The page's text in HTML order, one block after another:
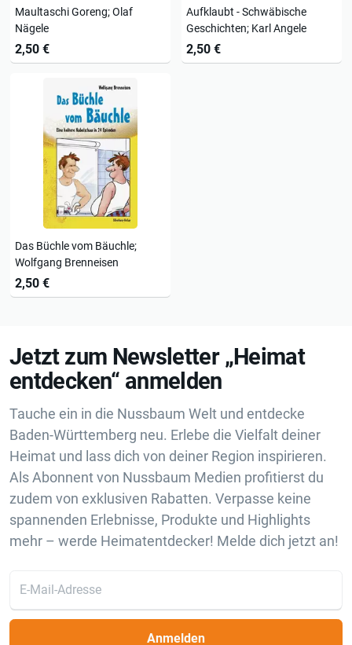
Maultaschi Goreng; Olaf
Nägele
2,50 €
Aufklaubt - Schwäbische
Geschichten; Karl Angele
2,50 €
Das Büchle vom Bäuchle;
Wolfgang Brenneisen
2,50 €
Jetzt zum Newsletter „Heimat
entdecken“ anmelden
Tauche ein in die Nussbaum Welt und entdecke
Baden-Württemberg neu. Erlebe die Vielfalt deiner
Heimat und lass dich von deiner Region inspirieren.
Als Abonnent von Nussbaum Medien profitierst du
zudem von exklusiven Rabatten. Verpasse keine
spannenden Erlebnisse, Produkte und Highlights
mehr – werde Heimatentdecker! Melde dich jetzt an!
Anmelden